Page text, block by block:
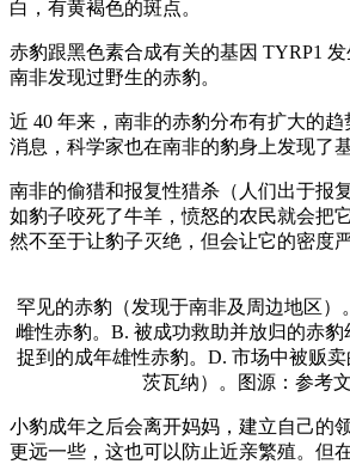
白，有黄褐色的斑点。
赤豹跟黑色素合成有关的基因 TYRP1
南非发现过野生的赤豹。
近 40 年来，南非的赤豹分布有扩大的
消息，科学家也在南非的豹身上发现了
南非的偷猎和报复性猎杀（人们出于报
如豹子咬死了牛羊，愤怒的农民就会把
然不至于让豹子灭绝，但会让它的密度
罕见的赤豹（发现于南非及周边地区）
雌性赤豹。B. 被成功救助并放归的赤
捉到的成年雄性赤豹。D. 市场中被贩
茨瓦纳）。图源：参考
小豹成年之后会离开妈妈，建立自己的
更远一些，这也可以防止近亲繁殖。但